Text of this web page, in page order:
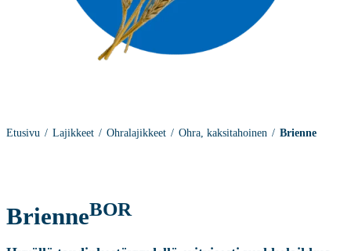
Etusivu Lajikkeet Ohralajikkeet Ohra, kaksitahoinen Brienne
BrienneBOR